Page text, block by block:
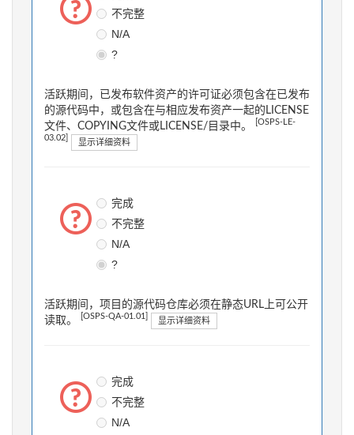
不完整
N/A
?
活跃期间，已发布软件资产的许可证必须包含在已发布
的源代码中，或包含在与相应发布资产一起的LICENSE
文件、COPYING文件或LICENSE/目录中。
[OSPS-LE-
03.02] 显示详细资料
完成
不完整
N/A
?
活跃期间，项目的源代码仓库必须在静态URL上可公开
读取。
[OSPS-QA-01.01] 显示详细资料
完成
不完整
N/A